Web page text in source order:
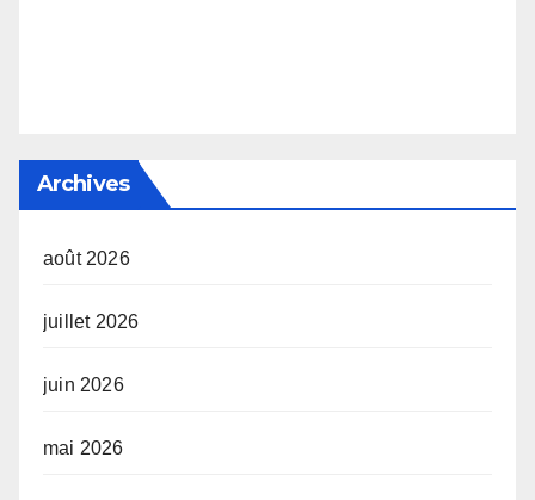
Archives
août 2026
juillet 2026
juin 2026
mai 2026